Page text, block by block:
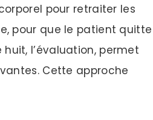
pour retraiter les
pour que le patient quitte
l’évaluation, permet
Cette approche